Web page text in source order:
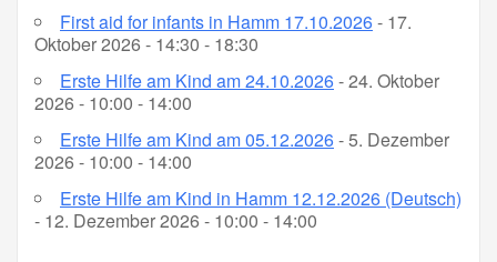
First aid for infants in Hamm 17.10.2026- 17.
Oktober 2026 - 14:30 - 18:30
Erste Hilfe am Kind am 24.10.2026- 24. Oktober
2026 - 10:00 - 14:00
Erste Hilfe am Kind am 05.12.2026- 5. Dezember
2026 - 10:00 - 14:00
Erste Hilfe am Kind in Hamm 12.12.2026 (Deutsch)
- 12. Dezember 2026 - 10:00 - 14:00